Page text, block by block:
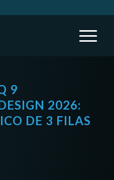
9
2026:
DE 3 FILAS